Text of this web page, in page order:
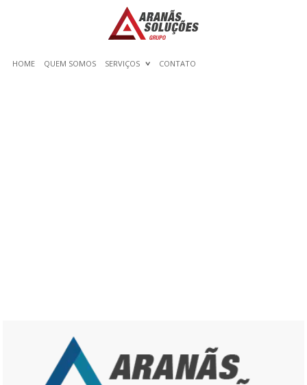
HOME QUEM SOMOS SERVIÇOS CONTATO